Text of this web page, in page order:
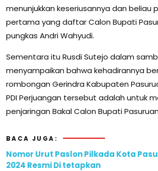
menunjukkan keseriusannya dan beliau
pertama yang daftar Calon Bupati
pungkas Andri Wahyudi.
Sementara itu Rusdi Sutejo dalam
menyampaikan bahwa kehadirannya
rombongan Gerindra Kabupaten
PDI Perjuangan tersebut adalah untuk
penjaringan Bakal Calon Bupati
BACA JUGA:
Nomor Urut Paslon Pilkada Kota
2024 Resmi Di tetapkan